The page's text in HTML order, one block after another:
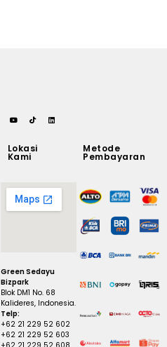
Lokasi
Kami
Green Sedayu
Bizpark
Blok DM1 No. 68
Kalideres, Indonesia.
Telp:
+62 21 229 52 602
+62 21 229 52 603
Metode
Pembayaran